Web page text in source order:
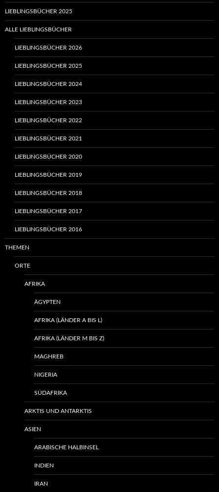
LIEBLINGSBÜCHER 2025
ALLE LIEBLINGSBÜCHER
LIEBLINGSBÜCHER 2026
LIEBLINGSBÜCHER 2025
LIEBLINGSBÜCHER 2024
LIEBLINGSBÜCHER 2023
LIEBLINGSBÜCHER 2022
LIEBLINGSBÜCHER 2021
LIEBLINGSBÜCHER 2020
LIEBLINGSBÜCHER 2019
LIEBLINGSBÜCHER 2018
LIEBLINGSBÜCHER 2017
LIEBLINGSBÜCHER 2016
THEMEN
ORTE
AFRIKA
ÄGYPTEN
AFRIKA (LÄNDER A BIS L)
AFRIKA (LÄNDER M BIS Z)
MAGHREB
NIGERIA
SÜDAFRIKA
ARKTIS UND ANTARKTIS
ASIEN
ARABISCHE HALBINSEL
INDIEN
IRAN